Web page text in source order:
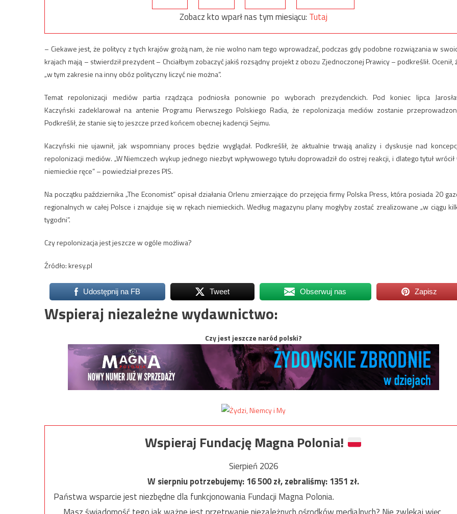
Zobacz kto wparł nas tym miesiącu: Tutaj
– Ciekawe jest, że politycy z tych krajów grożą nam, że nie wolno nam tego wprowadzać, podczas gdy podobne rozwiązania w
krajach mają – stwierdził prezydent – Chciałbym zobaczyć jakiś rozsądny projekt z obozu Zjednoczonej Prawicy – podkreślił. Ocenił,
„w tym zakresie na inny obóz polityczny liczyć nie można”.
Temat repolonizacji mediów partia rządząca podniosła ponownie po wyborach prezydenckich. Pod koniec lipca
Kaczyński zadeklarował na antenie Programu Pierwszego Polskiego Radia, że repolonizacja mediów zostanie
Podkreślił, że stanie się to jeszcze przed końcem obecnej kadencji Sejmu.
Kaczyński nie ujawnił, jak wspomniany proces będzie wyglądał. Podkreślił, że aktualnie trwają analizy i dyskusje nad
repolonizacji mediów. „W Niemczech wykup jednego niezbyt wpływowego tytułu doprowadził do ostrej reakcji, i dlatego tytuł wrócił
niemieckie ręce” – powiedział prezes PIS.
Na początku października „The Economist” opisał działania Orlenu zmierzające do przejęcia firmy Polska Press, która posiada 20
regionalnych w całej Polsce i znajduje się w rękach niemieckich. Według magazynu plany mogłyby zostać zrealizowane „w ciągu
tygodni”.
Czy repolonizacja jest jeszcze w ogóle możliwa?
Źródło: kresy.pl
Udostępnij na FB Tweet Obserwuj nas Zapisz
Wspieraj niezależne wydawnictwo:
Czy jest jeszcze naród polski?
Wspieraj Fundację Magna Polonia!
Sierpień 2026
W sierpniu potrzebujemy:16 500zł, zebraliśmy:1351 zł.
Państwa wsparcie jest niezbędne dla funkcjonowania Fundacji Magna Polonia.